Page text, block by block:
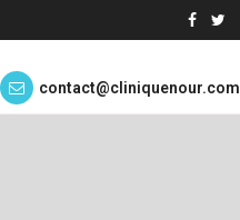
contact@cliniquenour.com